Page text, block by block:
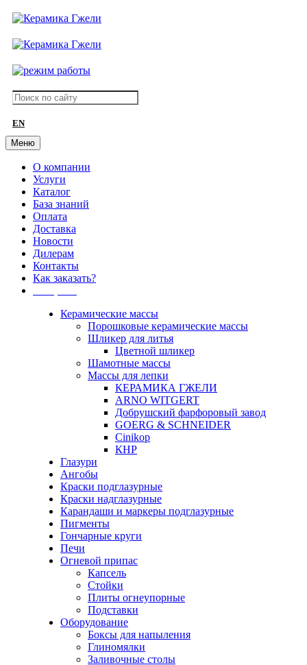
EN
Меню
О компании
Услуги
Каталог
База знаний
Оплата
Доставка
Новости
Дилерам
Контакты
Как заказать?
Керамические массы
Порошковые керамические массы
Шликер для литья
Цветной шликер
Шамотные массы
Массы для лепки
КЕРАМИКА ГЖЕЛИ
ARNO WITGERT
Добрушский фарфоровый завод
GOERG & SCHNEIDER
Cinikop
КНР
Глазури
Ангобы
Краски подглазурные
Краски надглазурные
Карандаши и маркеры подглазурные
Пигменты
Гончарные круги
Печи
Огневой припас
Капсель
Стойки
Плиты огнеупорные
Подставки
Оборудование
Боксы для напыления
Глиномялки
Заливочные столы